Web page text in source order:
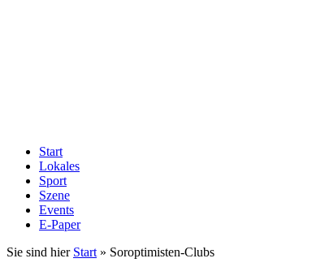
Start
Lokales
Sport
Szene
Events
E-Paper
Sie sind hier Start » Soroptimisten-Clubs